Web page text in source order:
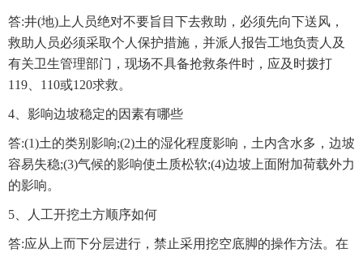
答:井(地)上人员绝对不要旨目下去救助，必须先向下送风，
救助人员必须采取个人保护措施，并派人报告工地负责人及
有关卫生管理部门，现场不具备抢救条件时，应及时拨打
119、110或120求救。
4、影响边坡稳定的因素有哪些
答:(1)土的类别影响;(2)土的湿化程度影响，土内含水多，边坡
容易失稳;(3)气候的影响使土质松软;(4)边坡上面附加荷载外力
的影响。
5、人工开挖土方顺序如何
答:应从上而下分层进行，禁止采用挖空底脚的操作方法。在